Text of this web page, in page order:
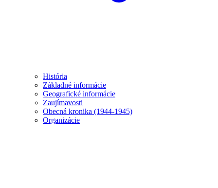
História
Základné informácie
Geografické informácie
Zaujímavosti
Obecná kronika (1944-1945)
Organizácie